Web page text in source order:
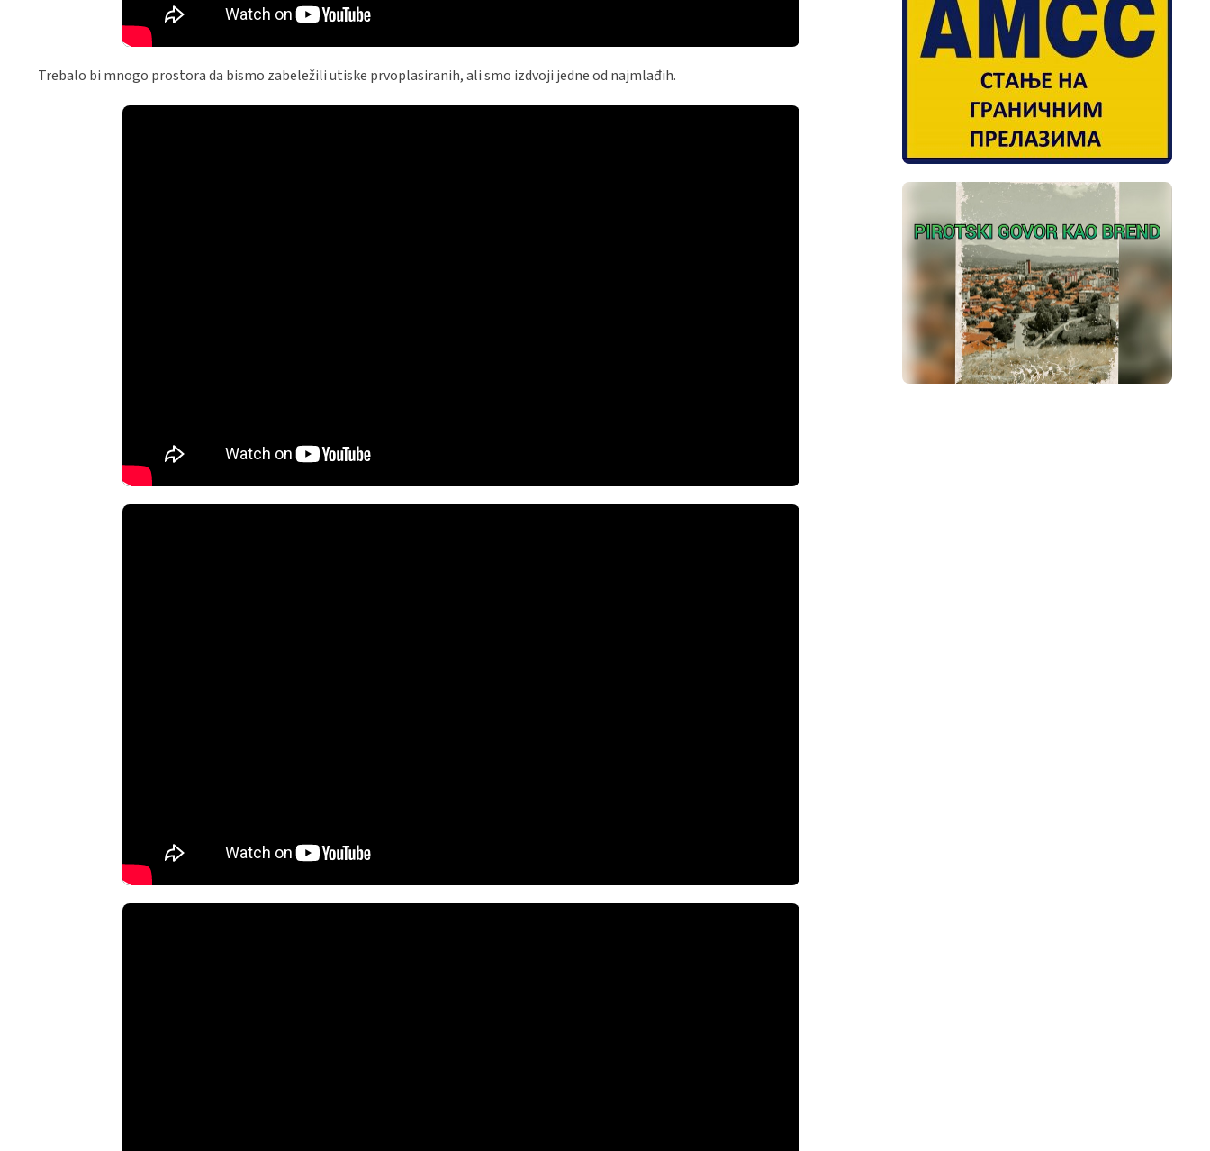
Trebalo bi mnogo prostora da bismo zabeležili utiske prvoplasiranih, ali smo izdvoji jedne od najmlađih.